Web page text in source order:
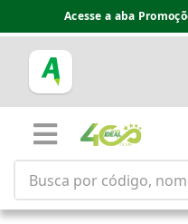
Acesse a aba